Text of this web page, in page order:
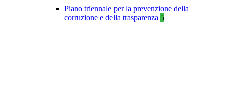
Piano triennale per la prevenzione della
corruzione e della trasparenza 5